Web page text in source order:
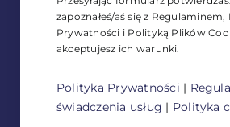
zapoznałeś/aś się z
Prywatności i Polityką Plików
akceptujesz ich warunki.
Polityka Prywatności |
świadczenia usług | Polityka